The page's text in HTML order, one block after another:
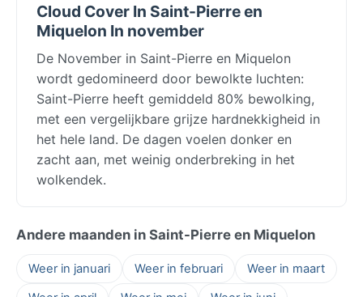
Cloud Cover In Saint-Pierre en
Miquelon In november
De November in Saint-Pierre en Miquelon
wordt gedomineerd door bewolkte luchten:
Saint-Pierre heeft gemiddeld 80% bewolking,
met een vergelijkbare grijze hardnekkigheid in
het hele land. De dagen voelen donker en
zacht aan, met weinig onderbreking in het
wolkendek.
Andere maanden in Saint-Pierre en Miquelon
Weer in januari Weer in februari
Weer in maart